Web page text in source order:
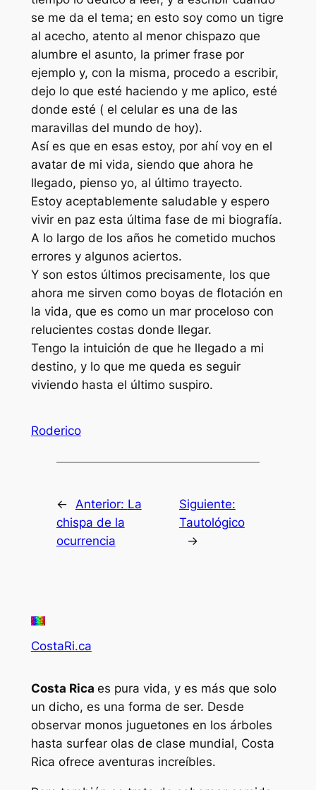
se me da el tema; en esto soy como un tigre
al acecho, atento al menor chispazo que
alumbre el asunto, la primer frase por
ejemplo y, con la misma, procedo a escribir,
dejo lo que esté haciendo y me aplico, esté
donde esté ( el celular es una de las
maravillas del mundo de hoy).
Así es que en esas estoy, por ahí voy en el
avatar de mi vida, siendo que ahora he
llegado, pienso yo, al último trayecto.
Estoy aceptablemente saludable y espero
vivir en paz esta última fase de mi biografía.
A lo largo de los años he cometido muchos
errores y algunos aciertos.
Y son estos últimos precisamente, los que
ahora me sirven como boyas de flotación en
la vida, que es como un mar proceloso con
relucientes costas donde llegar.
Tengo la intuición de que he llegado a mi
destino, y lo que me queda es seguir
viviendo hasta el último suspiro.
Roderico
← Anterior: La
chispa de la
ocurrencia
Siguiente:
Tautológico
→
CostaRi.ca
Costa Rica es pura vida, y es más que solo
un dicho, es una forma de ser. Desde
observar monos juguetones en los árboles
hasta surfear olas de clase mundial, Costa
Rica ofrece aventuras increíbles.